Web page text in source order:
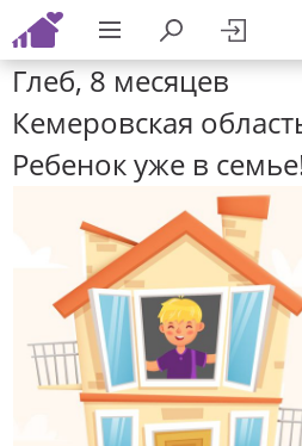
Глеб, 8 месяцев
Кемеровская
Ребенок уже в